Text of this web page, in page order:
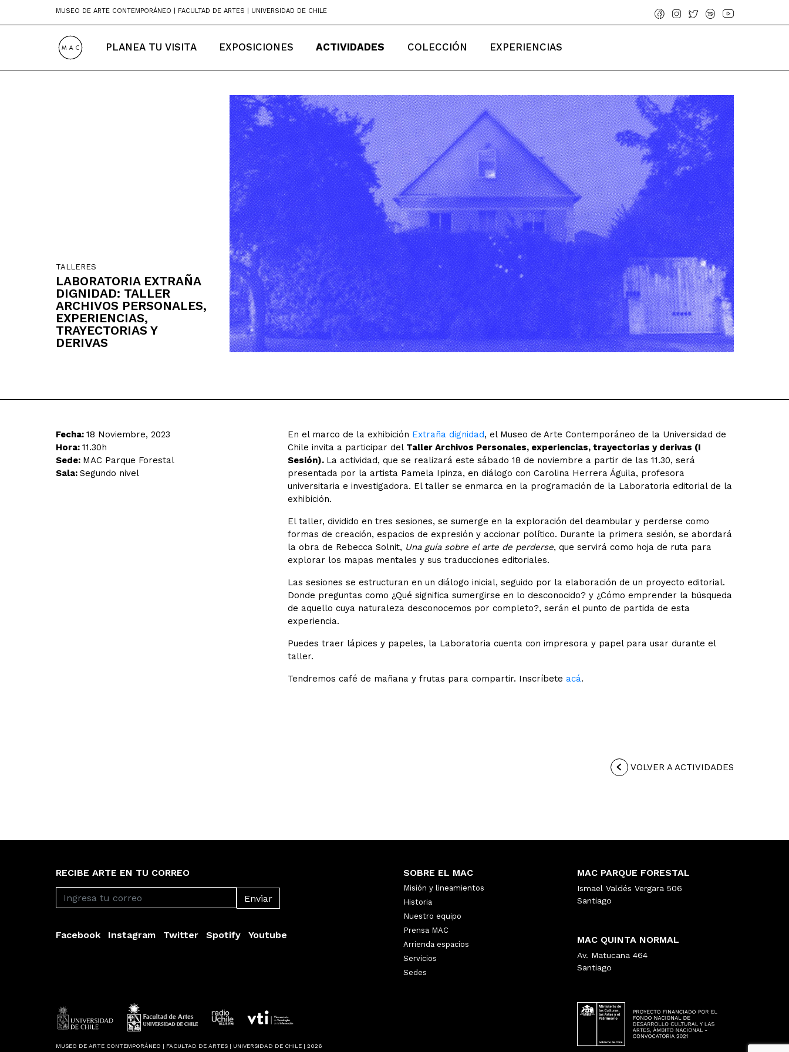
MUSEO DE ARTE CONTEMPORÁNEO | FACULTAD DE ARTES | UNIVERSIDAD DE CHILE
PLANEA TU VISITA EXPOSICIONES ACTIVIDADES COLECCIÓN EXPERIENCIAS
TALLERES
LABORATORIA EXTRAÑA
DIGNIDAD: TALLER
ARCHIVOS PERSONALES,
EXPERIENCIAS,
TRAYECTORIAS Y
DERIVAS
Fecha: 18 Noviembre, 2023
Hora: 11.30h
Sede: MAC Parque Forestal
Sala: Segundo nivel
En el marco de la exhibición Extraña dignidad, el Museo de Arte Contemporáneo de la Universidad de
Chile invita a participar del Taller Archivos Personales, experiencias, trayectorias y derivas (I
Sesión). La actividad, que se realizará este sábado 18 de noviembre a partir de las 11.30, será
presentada por la artista Pamela Ipinza, en diálogo con Carolina Herrera Águila, profesora
universitaria e investigadora. El taller se enmarca en la programación de la Laboratoria editorial de la
exhibición.
El taller, dividido en tres sesiones, se sumerge en la exploración del deambular y perderse como
formas de creación, espacios de expresión y accionar político. Durante la primera sesión, se abordará
la obra de Rebecca Solnit, Una guía sobre el arte de perderse, que servirá como hoja de ruta para
explorar los mapas mentales y sus traducciones editoriales.
Las sesiones se estructuran en un diálogo inicial, seguido por la elaboración de un proyecto editorial.
Donde preguntas como ¿Qué significa sumergirse en lo desconocido? y ¿Cómo emprender la búsqueda
de aquello cuya naturaleza desconocemos por completo?, serán el punto de partida de esta
experiencia.
Puedes traer lápices y papeles, la Laboratoria cuenta con impresora y papel para usar durante el
taller.
Tendremos café de mañana y frutas para compartir. Inscríbete acá.
VOLVER A ACTIVIDADES
RECIBE ARTE EN TU CORREO
Facebook Instagram Twitter Spotify Youtube
MUSEO DE ARTE CONTEMPORÁNEO | FACULTAD DE ARTES | UNIVERSIDAD DE CHILE | 2026
SOBRE EL MAC
Misión y lineamientos
Historia
Nuestro equipo
Prensa MAC
Arrienda espacios
Servicios
Sedes
MAC PARQUE FORESTAL
Ismael Valdés Vergara 506
Santiago
MAC QUINTA NORMAL
Av. Matucana 464
Santiago